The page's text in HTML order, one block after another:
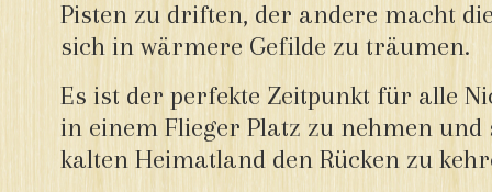
Pisten zu driften, der andere macht
sich in wärmere Gefilde zu träumen.
Es ist der perfekte Zeitpunkt für alle
in einem Flieger Platz zu nehmen
kalten Heimatland den Rücken zu